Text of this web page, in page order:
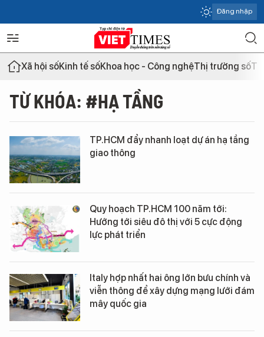
Đăng nhập
Xã hội sốKinh tế sốKhoa học - Công nghệThị trường số
TỪ KHÓA: #HẠ TẦNG
TP.HCM đẩy nhanh loạt dự án hạ tầng
giao thông
Quy hoạch TP.HCM 100 năm tới:
Hướng tới siêu đô thị với 5 cực động
lực phát triển
Italy hợp nhất hai ông lớn bưu chính và
viễn thông để xây dựng mạng lưới đám
mây quốc gia